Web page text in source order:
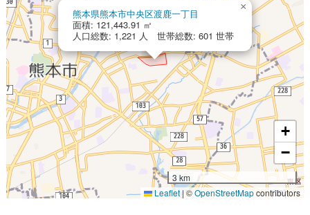
熊本県熊本市中央区渡鹿一丁目
面積: 121,443.91 ㎡
人口総数: 1,221 人 世帯総数: 601 世帯
×
+
−
3 km
Leaflet | ©OpenStreetMapcontributors